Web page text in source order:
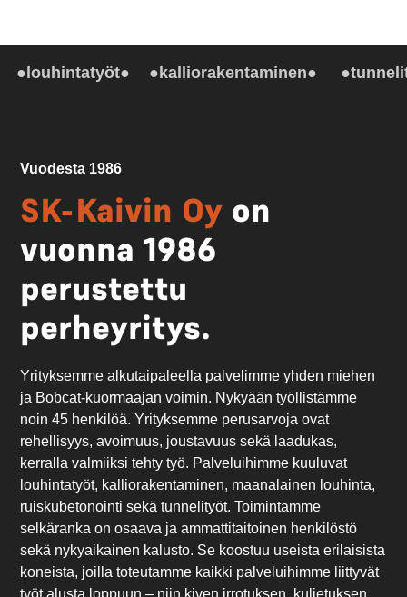
●louhintatyöt● ●kalliorakentaminen●
Vuodesta 1986
SK-Kaivin Oy on
vuonna 1986
perustettu
perheyritys.
Yrityksemme alkutaipaleella palvelimme yhden miehen
ja Bobcat-kuormaajan voimin. Nykyään työllistämme
noin 45 henkilöä. Yrityksemme perusarvoja ovat
rehellisyys, avoimuus, joustavuus sekä laadukas,
kerralla valmiiksi tehty työ. Palveluihimme kuuluvat
louhintatyöt, kalliorakentaminen, maanalainen louhinta,
ruiskubetonointi sekä tunnelityöt. Toimintamme
selkäranka on osaava ja ammattitaitoinen henkilöstö
sekä nykyaikainen kalusto. Se koostuu useista erilaisista
koneista, joilla toteutamme kaikki palveluihimme liittyvät